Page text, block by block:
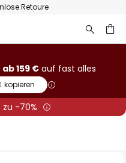
Retoure
ab 159 €auf fast alles
kopieren
zu -70%